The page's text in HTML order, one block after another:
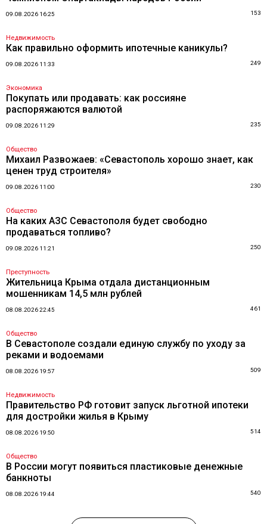
09.08.2026 16:25 153
Недвижимость
Как правильно оформить ипотечные каникулы?
09.08.2026 11:33 249
Экономика
Покупать или продавать: как россияне
распоряжаются валютой
09.08.2026 11:29 235
Общество
Михаил Развожаев: «Севастополь хорошо знает, как
ценен труд строителя»
09.08.2026 11:00 230
Общество
На каких АЗС Севастополя будет свободно
продаваться топливо?
09.08.2026 11:21 250
Преступность
Жительница Крыма отдала дистанционным
мошенникам 14,5 млн рублей
08.08.2026 22:45 461
Общество
В Севастополе создали единую службу по уходу за
реками и водоемами
08.08.2026 19:57 509
Недвижимость
Правительство РФ готовит запуск льготной ипотеки
для достройки жилья в Крыму
08.08.2026 19:50 514
Общество
В России могут появиться пластиковые денежные
банкноты
08.08.2026 19:44 540